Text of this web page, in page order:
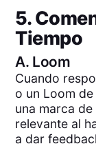
5.
Tiempo
A. Loom
Cuando
o un Loom
una marca
relevante al
a dar